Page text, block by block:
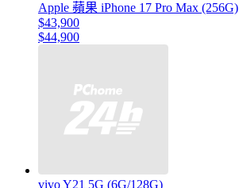
Apple 蘋果 iPhone 17 Pro Max (256G)
$43,900
$44,900
vivo Y21 5G (6G/128G)